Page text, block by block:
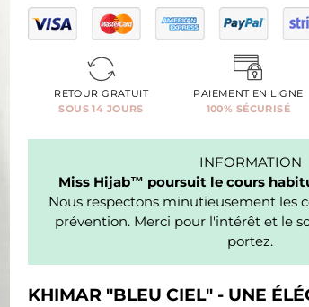
RETOUR GRATUIT
SOUS 14 JOURS
PAIEMENT EN LIGNE
100% SÉCURISÉ
INFORMATION
Miss Hijab™ poursuit le cours
Nous respectons minutieusement les
prévention. Merci pour l'intérêt et le
portez.
KHIMAR "BLEU CIEL" - UNE